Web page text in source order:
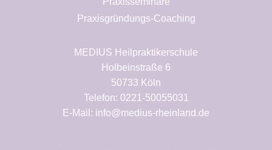
Praxisgründungs-Coaching
MEDIUS Heilpraktikerschule
Holbeinstraße 6
50733 Köln
Telefon: 0221-50055031
E-Mail: info@medius-rheinland.de